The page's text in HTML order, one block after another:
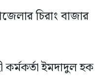
চিরাং বাজার
কর্মকর্তা ইমদাদুল হক